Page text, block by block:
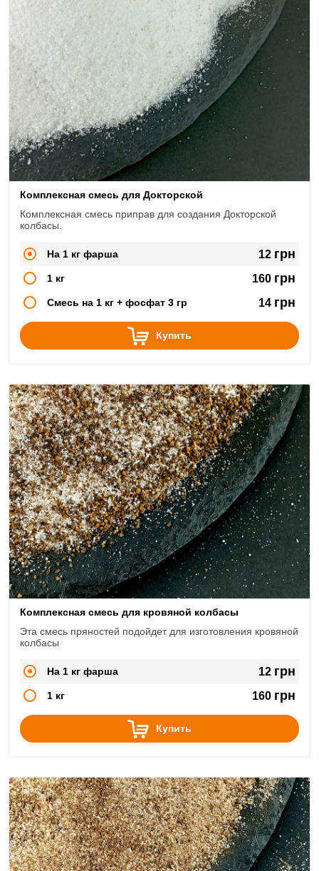
Комплексная смесь для Докторской
Комплексная смесь приправ для создания Докторской
колбасы.
На 1 кг фарша 12 грн
1 кг 160 грн
Смесь на 1 кг + фосфат 3 гр 14 грн
Купить
Комплексная смесь для кровяной колбасы
Эта смесь пряностей подойдет для изготовления кровяной
колбасы
На 1 кг фарша 12 грн
1 кг 160 грн
Купить